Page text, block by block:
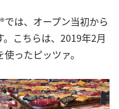
は、オープン当初から
こちらは、2019年2月
ったピッツァ。